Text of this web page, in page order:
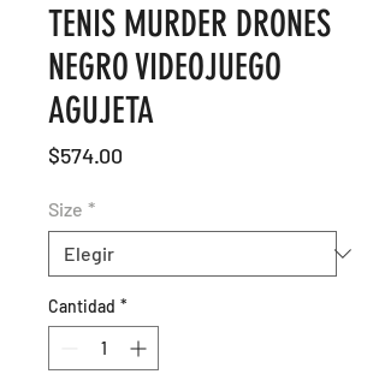
TENIS MURDER DRONES
NEGRO VIDEOJUEGO
AGUJETA
$574.00
Size *
Cantidad *